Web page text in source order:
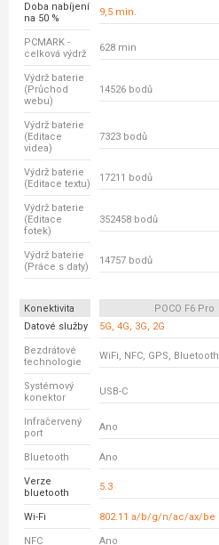
Doba nabíjení
na 50 %
9,5 min.
PCMARK -
celková výdrž
628 min
Výdrž baterie
(Průchod
webu)
14526 bodů
Výdrž baterie
(Editace
videa)
7323 bodů
Výdrž baterie
(Editace textu)
17211 bodů
Výdrž baterie
(Editace
fotek)
352458 bodů
Výdrž baterie
(Práce s daty)
14757 bodů
Konektivita POCO F6 Pro
Datové služby
5G, 4G, 3G, 2G
Bezdrátové
technologie
WiFi, NFC, GPS, Bluetooth
Systémový
konektor
USB-C
Infračervený
port
Ano
Bluetooth Ano
Verze
bluetooth
5.3
Wi-Fi 802.11 a/b/g/n/ac/ax/be
NFC Ano